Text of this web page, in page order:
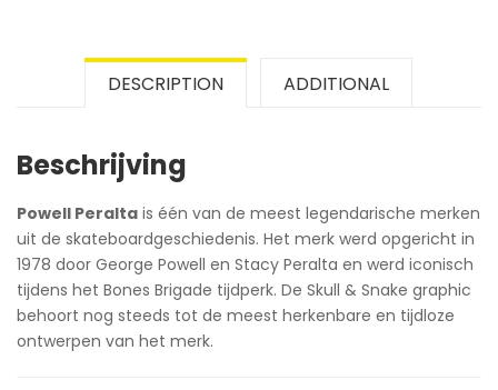
DESCRIPTION ADDITIONAL
Beschrijving
Powell Peralta is één van de meest legendarische merken
uit de skateboardgeschiedenis. Het merk werd opgericht in
1978 door George Powell en Stacy Peralta en werd iconisch
tijdens het Bones Brigade tijdperk. De Skull & Snake graphic
behoort nog steeds tot de meest herkenbare en tijdloze
ontwerpen van het merk.